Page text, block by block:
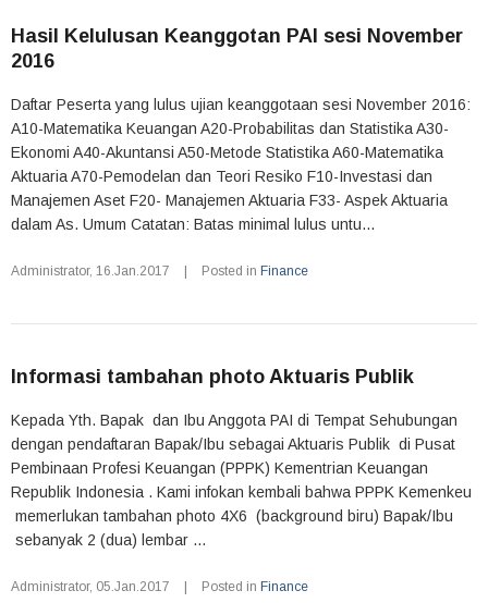
Hasil Kelulusan Keanggotan PAI sesi November
2016
Daftar Peserta yang lulus ujian keanggotaan sesi November 2016:
A10-Matematika Keuangan A20-Probabilitas dan Statistika A30-
Ekonomi A40-Akuntansi A50-Metode Statistika A60-Matematika
Aktuaria A70-Pemodelan dan Teori Resiko F10-Investasi dan
Manajemen Aset F20- Manajemen Aktuaria F33- Aspek Aktuaria
dalam As. Umum Catatan: Batas minimal lulus untu...
Administrator, 16.Jan.2017 Posted in Finance
Informasi tambahan photo Aktuaris Publik
Kepada Yth. Bapak dan Ibu Anggota PAI di Tempat Sehubungan
dengan pendaftaran Bapak/Ibu sebagai Aktuaris Publik di Pusat
Pembinaan Profesi Keuangan (PPPK) Kementrian Keuangan
Republik Indonesia . Kami infokan kembali bahwa PPPK Kemenkeu
memerlukan tambahan photo 4X6 (background biru) Bapak/Ibu
sebanyak 2 (dua) lembar ...
Administrator, 05.Jan.2017 Posted in Finance